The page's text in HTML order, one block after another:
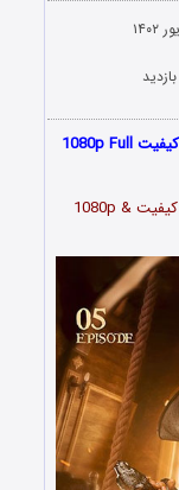
دانلود مسابقه پدرخوانده فصل دوم قسمت 5 با کیفیت 1080p Full
رئالیتی‌شو پدرخوانده فصل ۲ قسمت پنجم با کیفیت 1080p &